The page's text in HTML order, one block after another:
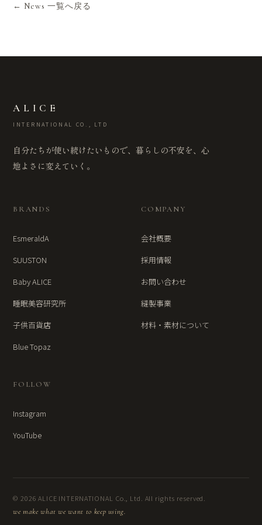
← News 一覧へ戻る
ALICE
INTERNATIONAL CO., LTD
自分たちが使い続けたいもので、暮らしの不安を、心
地よさに変えていく。
BRANDS
EsmeraldA
SUUSTON
Baby ALICE
睡眠美容研究所
子供百貨店
Blue Topaz
COMPANY
会社概要
採用情報
お問い合わせ
縫製事業
材料・素材について
FOLLOW
Instagram
YouTube
© 2026 ALICE INTERNATIONAL Co., Ltd. All rights reserved.
we make what we want to keep using.